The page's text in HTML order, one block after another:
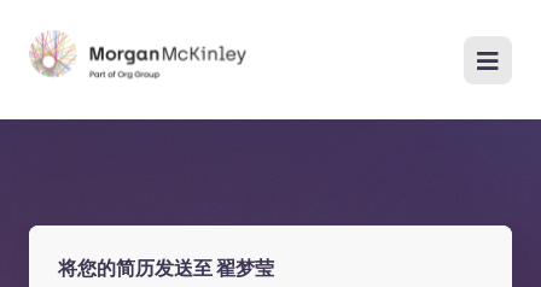
将您的简历发送至 翟梦莹